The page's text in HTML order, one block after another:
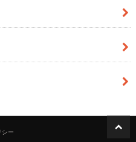
シー